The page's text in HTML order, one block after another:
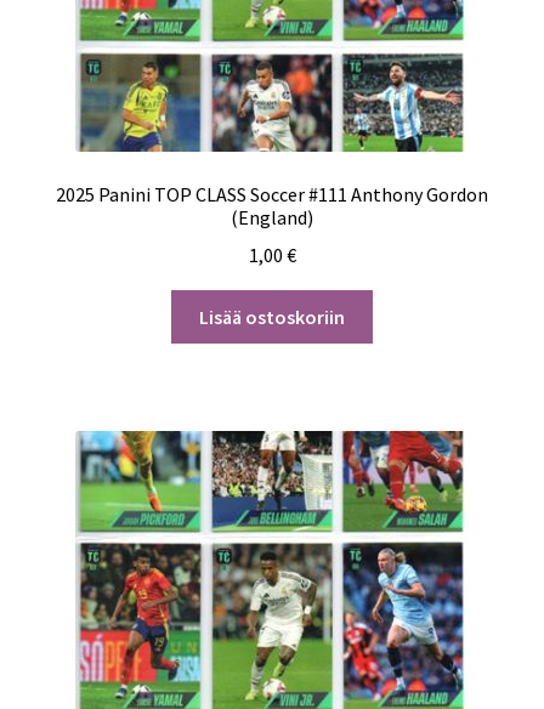
2025 Panini TOP CLASS Soccer #111 Anthony Gordon
(England)
1,00 €
Lisää ostoskoriin